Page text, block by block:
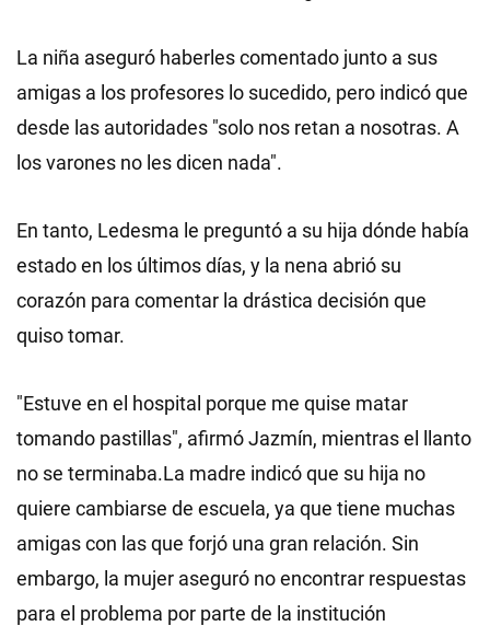
La niña aseguró haberles comentado junto a sus
amigas a los profesores lo sucedido, pero indicó que
desde las autoridades "solo nos retan a nosotras. A
los varones no les dicen nada".
En tanto, Ledesma le preguntó a su hija dónde había
estado en los últimos días, y la nena abrió su
corazón para comentar la drástica decisión que
quiso tomar.
"Estuve en el hospital porque me quise matar
tomando pastillas", afirmó Jazmín, mientras el llanto
no se terminaba.La madre indicó que su hija no
quiere cambiarse de escuela, ya que tiene muchas
amigas con las que forjó una gran relación. Sin
embargo, la mujer aseguró no encontrar respuestas
para el problema por parte de la institución